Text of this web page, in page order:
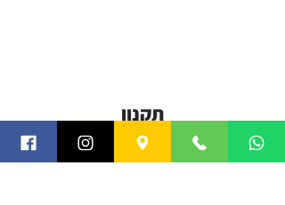
תקנון